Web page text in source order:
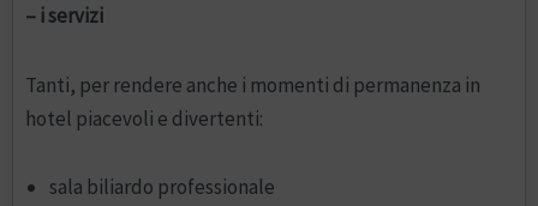
– i servizi
Tanti, per rendere anche i momenti di permanenza in
hotel piacevoli e divertenti:
sala biliardo professionale